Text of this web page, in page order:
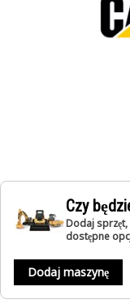
Czy
Dodaj sprzęt,
dostępne
Dodaj maszynę